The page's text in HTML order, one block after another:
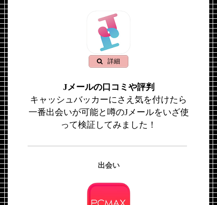
詳細
Jメールの口コミや評判
キャッシュバッカーにさえ気を付けたら
一番出会いが可能と噂のJメールをいざ使
って検証してみました！
出会い